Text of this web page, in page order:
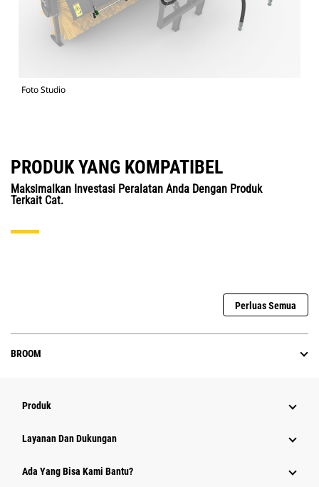
Foto Studio
PRODUK YANG KOMPATIBEL
Maksimalkan Investasi Peralatan Anda Dengan Produk
Terkait Cat.
Perluas Semua
BROOM
Produk
Layanan Dan Dukungan
Ada Yang Bisa Kami Bantu?